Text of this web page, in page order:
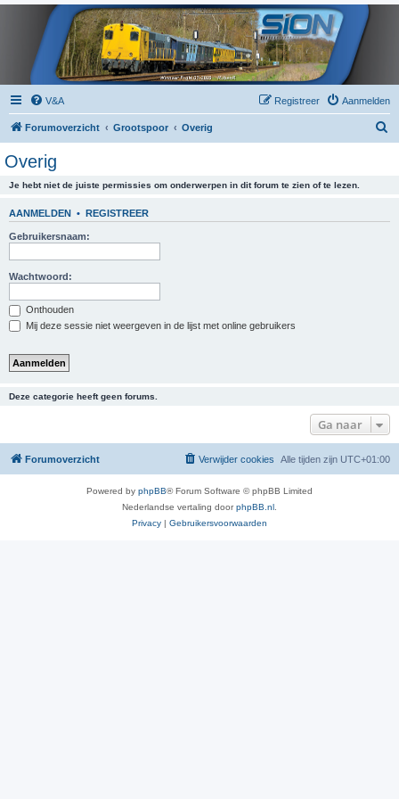
V&A Aanmelden
Registreer
Forumoverzicht Grootspoor Overig
Overig
Je hebt niet de juiste permissies om onderwerpen in dit forum te zien of te lezen.
AANMELDEN • REGISTREER
Gebruikersnaam:
Wachtwoord:
Onthouden
Mij deze sessie niet weergeven in de lijst met online gebruikers
Deze categorie heeft geen forums.
Ga naar
Forumoverzicht Alle tijden zijn UTC+01:00
Verwijder cookies
Powered by phpBB® Forum Software © phpBB Limited
Nederlandse vertaling doorphpBB.nl.
Privacy | Gebruikersvoorwaarden